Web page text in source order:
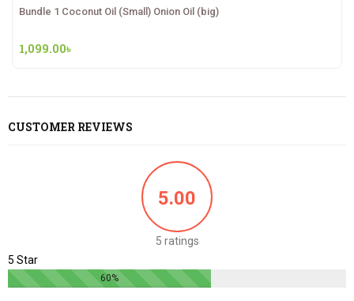
Bundle 1 Coconut Oil (Small) Onion Oil (big)
1,099.00৳
CUSTOMER REVIEWS
5.00
5 ratings
5 Star
60%